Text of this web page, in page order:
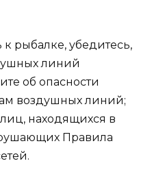
рыбалке, убедитесь,
линий
об опасности
воздушных линий;
находящихся в
Правила